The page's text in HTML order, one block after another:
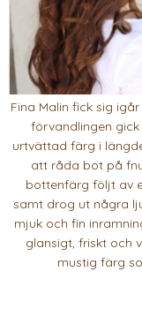
Fina Malin fick sig
förvandlingen
urtvättad färg i
att råda bot på
bottenfärg följt av
samt drog ut några
mjuk och fin
glansigt, friskt och
mustig färg